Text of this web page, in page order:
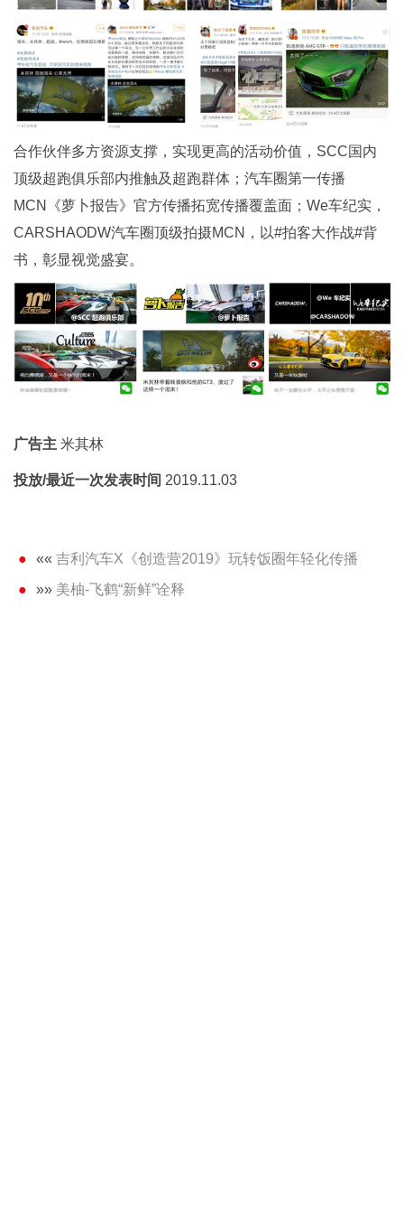
合作伙伴多方资源支撑，实现更高的活动价值，SCC国内
顶级超跑俱乐部内推触及超跑群体；汽车圈第一传播
MCN《萝卜报告》官方传播拓宽传播覆盖面；We车纪实，
CARSHAODW汽车圈顶级拍摄MCN，以#拍客大作战#背
书，彰显视觉盛宴。
广告主 米其林
投放/最近一次发表时间 2019.11.03
«« 吉利汽车X《创造营2019》玩转饭圈年轻化传播
»» 美柚-飞鹤“新鲜”诠释